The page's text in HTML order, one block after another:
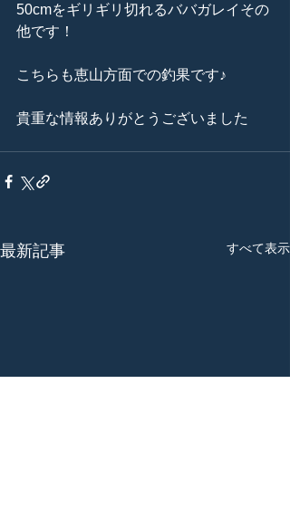
50cmをギリギリ切れるババガレイその
他です！
こちらも恵山方面での釣果です♪
貴重な情報ありがとうございました
最新記事 すべて表示